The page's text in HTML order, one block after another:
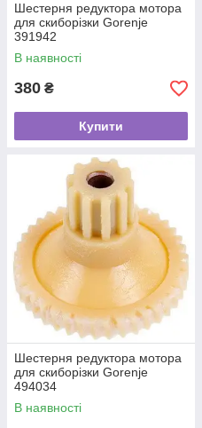
Шестерня редуктора мотора
для скиборізки Gorenje
391942
В наявності
380 ₴
Купити
Шестерня редуктора мотора
для скиборізки Gorenje
494034
В наявності